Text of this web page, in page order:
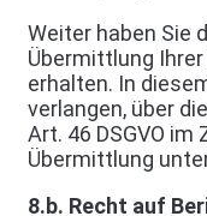
Weiter haben Sie
Übermittlung
erhalten. In
verlangen, über
Art. 46 DSGVO
Übermittlung
8.b. Recht auf